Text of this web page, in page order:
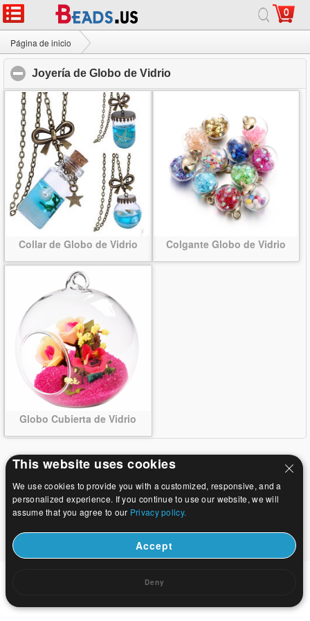
0
Página de inicio
Joyería de Globo de Vidrio
Joyería de Globo de Vidrio
Collar de Globo de Vidrio Colgante Globo de Vidrio
Globo Cubierta de Vidrio
Página de inicio|Acerca de Sitio completo
© 2026 Láctea joyería Ltd. Todos los derechos reservados.
This website uses cookies
We use cookies to provide you with a customized, responsive, and a
personalized experience. If you continue to use our website, we will
assume that you agree to our Privacy policy.
Accept
Deny